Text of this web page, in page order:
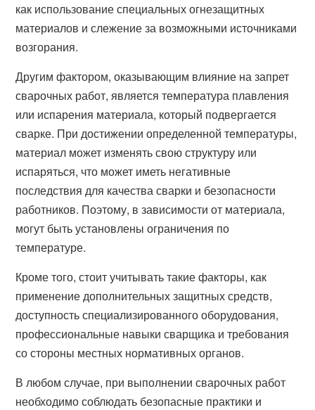
как использование специальных огнезащитных
материалов и слежение за возможными источниками
возгорания.
Другим фактором, оказывающим влияние на запрет
сварочных работ, является температура плавления
или испарения материала, который подвергается
сварке. При достижении определенной температуры,
материал может изменять свою структуру или
испаряться, что может иметь негативные
последствия для качества сварки и безопасности
работников. Поэтому, в зависимости от материала,
могут быть установлены ограничения по
температуре.
Кроме того, стоит учитывать такие факторы, как
применение дополнительных защитных средств,
доступность специализированного оборудования,
профессиональные навыки сварщика и требования
со стороны местных нормативных органов.
В любом случае, при выполнении сварочных работ
необходимо соблюдать безопасные практики и